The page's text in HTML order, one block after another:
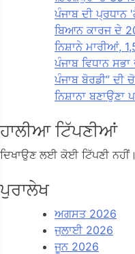
ਪੰਜਾਬ ਦੀ
ਬਿਆਨ ਕਾਰਜ ਦੇ
ਨਿਸ਼ਾਨੇ ਮਾਰੀਆਂ,
ਪੰਜਾਬ ਵਿਧਾਨ
ਪੰਜਾਬ ਬੋਰਡੀ” ਦੀ
ਨਿਸ਼ਾਨਾ
ਹਾਲੀਆ ਟਿੱਪਣੀਆਂ
ਦਿਖਾਉਣ ਲਈ ਕੋਈ ਟਿੱਪਣੀ ਨਹੀਂ।
ਪੁਰਾਲੇਖ
ਅਗਸਤ 2026
ਜੁਲਾਈ 2026
ਜੂਨ 2026